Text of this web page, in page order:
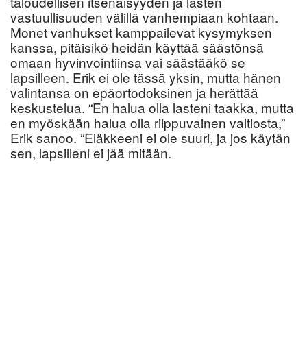
vastuullisuuden välillä vanhempiaan kohtaan.
Monet vanhukset kamppailevat kysymyksen
kanssa, pitäisikö heidän käyttää säästönsä
omaan hyvinvointiinsa vai säästääkö se
lapsilleen. Erik ei ole tässä yksin, mutta hänen
valintansa on epäortodoksinen ja herättää
keskustelua. “En halua olla lasteni taakka, mutta
en myöskään halua olla riippuvainen valtiosta,”
Erik sanoo. “Eläkkeeni ei ole suuri, ja jos käytän
sen, lapsilleni ei jää mitään.